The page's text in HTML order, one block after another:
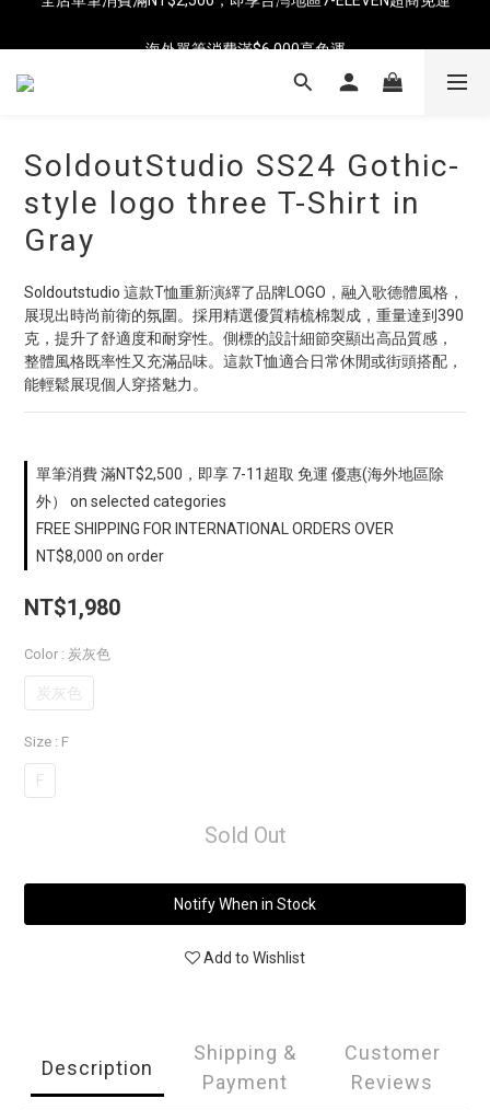
海外單筆消費滿$6,000享免運
SoldoutStudio SS24 Gothic-
style logo three T-Shirt in
Gray
Soldoutstudio 這款T恤重新演繹了品牌LOGO，融入歌德體風格，
展現出時尚前衛的氛圍。採用精選優質精梳棉製成，重量達到390
克，提升了舒適度和耐穿性。側標的設計細節突顯出高品質感，
整體風格既率性又充滿品味。這款T恤適合日常休閒或街頭搭配，
能輕鬆展現個人穿搭魅力。
單筆消費 滿NT$2,500，即享 7-11超取 免運 優惠(海外地區除
外） on selected categories
FREE SHIPPING FOR INTERNATIONAL ORDERS OVER
NT$8,000 on order
NT$1,980
Color : 炭灰色
炭灰色
Size : F
F
Sold Out
Notify When in Stock
Add to Wishlist
Description
Shipping &
Payment
Customer
Reviews